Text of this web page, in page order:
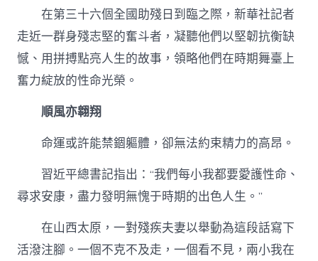
出
出
色
的
人
在第三十六個全國助殘日到臨之際，新華社記者
走近一群身殘志堅的奮斗者，凝聽他們以堅韌抗衡缺
憾、用拼搏點亮人生的故事，領略他們在時期舞臺上
奮力綻放的性命光榮。
順風亦翱翔
命運或許能禁錮軀體，卻無法約束精力的高昂。
習近平總書記指出：“我們每小我都要愛護性命、
尋求安康，盡力發明無愧于時期的出色人生。”
在山西太原，一對殘疾夫妻以舉動為這段話寫下
活潑注腳。一個不克不及走，一個看不見，兩小我在